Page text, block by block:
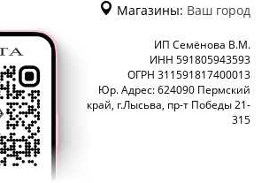
Магазины: Ваш город
ИП Семёнова В.М.
ИНН 591805943593
ОГРН 311591817400013
Юр. Адрес: 624090 Пермский
край, г.Лысьва, пр-т Победы 21-
315